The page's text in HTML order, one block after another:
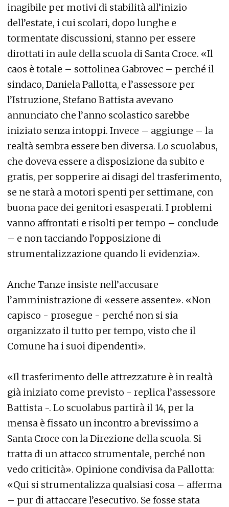
inagibile per motivi di stabilità all’inizio
dell’estate, i cui scolari, dopo lunghe e
tormentate discussioni, stanno per essere
dirottati in aule della scuola di Santa Croce. «Il
caos è totale – sottolinea Gabrovec – perché il
sindaco, Daniela Pallotta, e l’assessore per
l’Istruzione, Stefano Battista avevano
annunciato che l’anno scolastico sarebbe
iniziato senza intoppi. Invece – aggiunge – la
realtà sembra essere ben diversa. Lo scuolabus,
che doveva essere a disposizione da subito e
gratis, per sopperire ai disagi del trasferimento,
se ne starà a motori spenti per settimane, con
buona pace dei genitori esasperati. I problemi
vanno affrontati e risolti per tempo – conclude
– e non tacciando l’opposizione di
strumentalizzazione quando li evidenzia».
Anche Tanze insiste nell’accusare
l’amministrazione di «essere assente». «Non
capisco - prosegue - perché non si sia
organizzato il tutto per tempo, visto che il
Comune ha i suoi dipendenti».
«Il trasferimento delle attrezzature è in realtà
già iniziato come previsto - replica l’assessore
Battista -. Lo scuolabus partirà il 14, per la
mensa è fissato un incontro a brevissimo a
Santa Croce con la Direzione della scuola. Si
tratta di un attacco strumentale, perché non
vedo criticità». Opinione condivisa da Pallotta:
«Qui si strumentalizza qualsiasi cosa – afferma
– pur di attaccare l’esecutivo. Se fosse stata